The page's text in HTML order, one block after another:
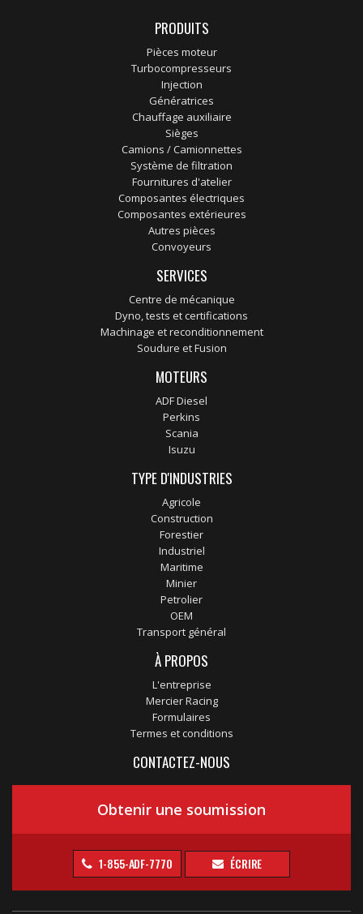
PRODUITS
Pièces moteur
Turbocompresseurs
Injection
Génératrices
Chauffage auxiliaire
Sièges
Camions / Camionnettes
Système de filtration
Fournitures d'atelier
Composantes électriques
Composantes extérieures
Autres pièces
Convoyeurs
SERVICES
Centre de mécanique
Dyno, tests et certifications
Machinage et reconditionnement
Soudure et Fusion
MOTEURS
ADF Diesel
Perkins
Scania
Isuzu
TYPE D'INDUSTRIES
Agricole
Construction
Forestier
Industriel
Maritime
Minier
Petrolier
OEM
Transport général
À PROPOS
L'entreprise
Mercier Racing
Formulaires
Termes et conditions
CONTACTEZ-NOUS
Obtenir une soumission
1-855-ADF-7770 ÉCRIRE